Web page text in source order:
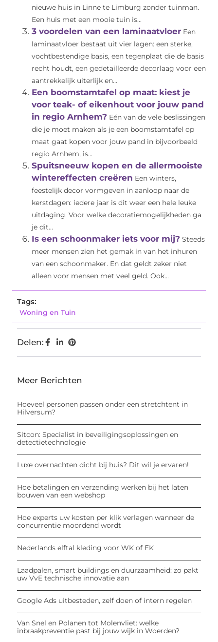
nieuwe huis in Linne te Limburg zonder tuinman.
Een huis met een mooie tuin is...
3 voordelen van een laminaatvloer Een
laminaatvloer bestaat uit vier lagen: een sterke,
vochtbestendige basis, een tegenplaat die de basis
recht houdt, een gedetailleerde decorlaag voor een
aantrekkelijk uiterlijk en...
Een boomstamtafel op maat: kiest je
voor teak- of eikenhout voor jouw pand
in regio Arnhem? Eén van de vele beslissingen
die je moet maken als je een boomstamtafel op
maat gaat kopen voor jouw pand in bijvoorbeeld
regio Arnhem, is...
Spuitsneeuw kopen en de allermooiste
wintereffecten creëren Een winters,
feestelijk decor vormgeven in aanloop naar de
kerstdagen: iedere jaar is dit weer een hele leuke
uitdaging. Voor welke decoratiemogelijkheden ga
je dit...
Is een schoonmaker iets voor mij? Steeds
meer mensen zien het gemak in van het inhuren
van een schoonmaker. En dat geldt zeker niet
alleen voor mensen met veel geld. Ook...
Tags:
Woning en Tuin
Delen:
Meer Berichten
Hoeveel personen passen onder een stretchtent in
Hilversum?
Sitcon: Specialist in beveiligingsoplossingen en
detectietechnologie
Luxe overnachten dicht bij huis? Dit wil je ervaren!
Hoe betalingen en verzending werken bij het laten
bouwen van een webshop
Hoe experts uw kosten per klik verlagen wanneer de
concurrentie moordend wordt
Nederlands elftal kleding voor WK of EK
Laadpalen, smart buildings en duurzaamheid: zo pakt
uw VvE technische innovatie aan
Google Ads uitbesteden, zelf doen of intern regelen
Van Snel en Polanen tot Molenvliet: welke
inbraakpreventie past bij jouw wijk in Woerden?